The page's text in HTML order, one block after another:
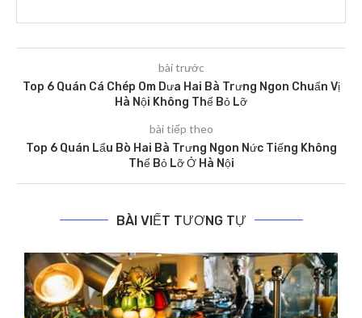
bài trước
Top 6 Quán Cá Chép Om Dưa Hai Bà Trưng Ngon Chuẩn Vị
Hà Nội Không Thể Bỏ Lỡ
bài tiếp theo
Top 6 Quán Lẩu Bò Hai Bà Trưng Ngon Nức Tiếng Không
Thể Bỏ Lỡ Ở Hà Nội
BÀI VIẾT TƯƠNG TỰ